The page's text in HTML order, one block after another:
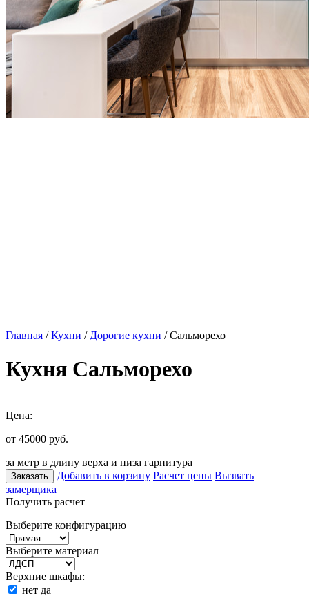
Главная /Кухни / Дорогие кухни / Сальморехо
Кухня Сальморехо
Цена:
от 45000 руб.
за метр в длину верха и низа гарнитура
Заказать Добавить в корзину Расчет цены Вызвать
замерщика
Получить расчет
Выберите конфигурацию
Выберите материал
Верхние шкафы:
нет да